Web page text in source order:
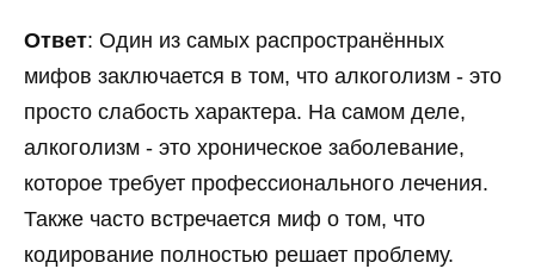
Ответ: Один из самых распространённых
мифов заключается в том, что алкоголизм - это
просто слабость характера. На самом деле,
алкоголизм - это хроническое заболевание,
которое требует профессионального лечения.
Также часто встречается миф о том, что
кодирование полностью решает проблему.